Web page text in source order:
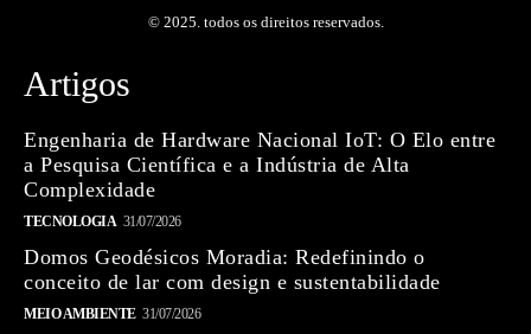
© 2025. todos os direitos reservados.
Artigos
Engenharia de Hardware Nacional IoT: O Elo entre
a Pesquisa Científica e a Indústria de Alta
Complexidade
TECNOLOGIA 31/07/2026
Domos Geodésicos Moradia: Redefinindo o
conceito de lar com design e sustentabilidade
MEIO AMBIENTE 31/07/2026